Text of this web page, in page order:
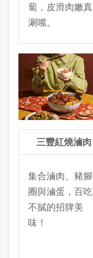
蔔，皮滑肉嫩真
涮嘴。
三豐紅燒滷肉
集合滷肉、豬腳
圈與滷蛋，百吃
不膩的招牌美
味！
先不要